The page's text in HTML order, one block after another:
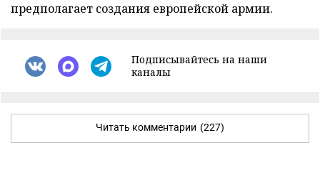
предполагает создания европейской армии.
Подписывайтесь на наши
каналы
Читать комментарии (227)